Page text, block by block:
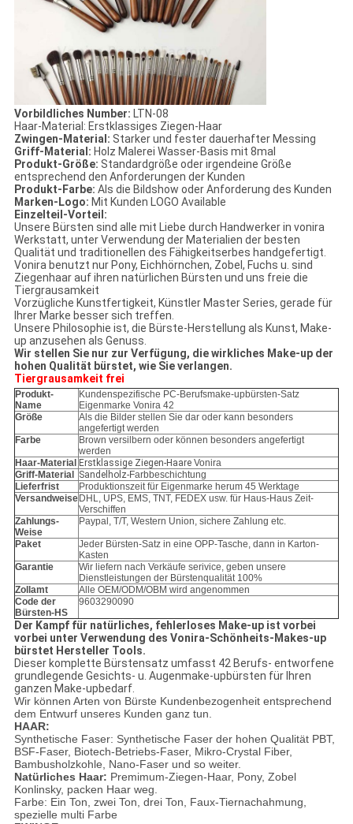
Vorbildliches Number: LTN-08
Haar-Material: Erstklassiges Ziegen-Haar
Zwingen-Material: Starker und fester dauerhafter Messing
Griff-Material: Holz Malerei Wasser-Basis mit 8mal
Produkt-Größe: Standardgröße oder irgendeine Größe
entsprechend den Anforderungen der Kunden
Produkt-Farbe: Als die Bildshow oder Anforderung des Kunden
Marken-Logo: Mit Kunden LOGO Available
Einzelteil-Vorteil:
Unsere Bürsten sind alle mit Liebe durch Handwerker in vonira
Werkstatt, unter Verwendung der Materialien der besten
Qualität und traditionellen des Fähigkeitserbes handgefertigt.
Vonira benutzt nur Pony, Eichhörnchen, Zobel, Fuchs u. sind
Ziegenhaar auf ihren natürlichen Bürsten und uns freie die
Tiergrausamkeit
Vorzügliche Kunstfertigkeit, Künstler Master Series, gerade für
Ihrer Marke besser sich treffen.
Unsere Philosophie ist, die Bürste-Herstellung als Kunst, Make-
up anzusehen als Genuss.
Wir stellen Sie nur zur Verfügung, die wirkliches Make-up der
hohen Qualität bürstet, wie Sie verlangen.
Tiergrausamkeit frei
Produkt-
Name
Kundenspezifische PC-Berufsmake-upbürsten-Satz
Eigenmarke Vonira 42
Größe
Als die Bilder stellen Sie dar oder kann besonders
angefertigt werden
Farbe
Brown versilbern oder können besonders angefertigt
werden
Haar-Material Erstklassige Ziegen-Haare Vonira
Griff-Material
Sandelholz-Farbbeschichtung
Lieferfrist
Produktionszeit für Eigenmarke herum 45 Werktage
Versandweise DHL, UPS, EMS, TNT, FEDEX usw. für Haus-Haus Zeit-
Verschiffen
Zahlungs-
Weise
Paypal, T/T, Western Union, sichere Zahlung etc.
Paket
Jeder Bürsten-Satz in eine OPP-Tasche, dann in Karton-
Kasten
Garantie
Wir liefern nach Verkäufe serivice, geben unsere
Dienstleistungen der Bürstenqualität 100%
Zollamt
Alle OEM/ODM/OBM wird angenommen
Code der
Bürsten-HS
9603290090
Der Kampf für natürliches, fehlerloses Make-up ist vorbei
vorbei unter Verwendung des Vonira-Schönheits-Makes-up
bürstet Hersteller Tools.
Dieser komplette Bürstensatz umfasst 42 Berufs- entworfene
grundlegende Gesichts- u. Augenmake-upbürsten für Ihren
ganzen Make-upbedarf.
Wir können Arten von Bürste Kundenbezogenheit entsprechend
dem Entwurf unseres Kunden ganz tun.
HAAR:
Synthetische Faser: Synthetische Faser der hohen Qualität PBT,
BSF-Faser, Biotech-Betriebs-Faser, Mikro-Crystal Fiber,
Bambusholzkohle, Nano-Faser und so weiter.
Natürliches Haar: Premimum-Ziegen-Haar, Pony, Zobel
Konlinsky, packen Haar weg.
Farbe: Ein Ton, zwei Ton, drei Ton, Faux-Tiernachahmung,
spezielle multi Farbe